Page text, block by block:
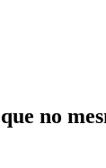
no